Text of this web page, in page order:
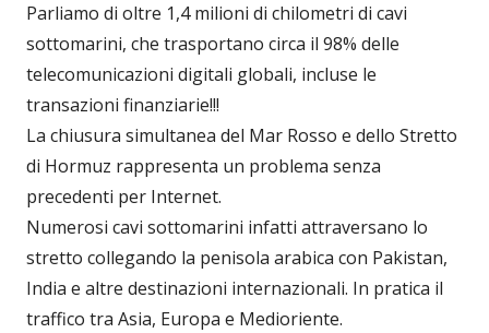
Parliamo di oltre 1,4 milioni di chilometri di cavi
sottomarini, che trasportano circa il 98% delle
telecomunicazioni digitali globali, incluse le
transazioni finanziarie!!!
La chiusura simultanea del Mar Rosso e dello Stretto
di Hormuz rappresenta un problema senza
precedenti per Internet.
Numerosi cavi sottomarini infatti attraversano lo
stretto collegando la penisola arabica con Pakistan,
India e altre destinazioni internazionali. In pratica il
traffico tra Asia, Europa e Medioriente.